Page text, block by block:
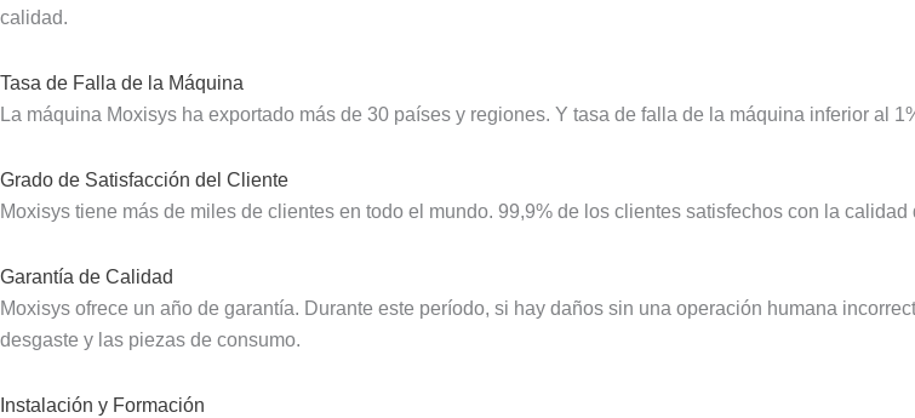
calidad.
Tasa de Falla de la Máquina
La máquina Moxisys ha exportado más de 30 países y regiones. Y tasa de falla de la máquina inferior al
Grado de Satisfacción del Cliente
Moxisys tiene más de miles de clientes en todo el mundo. 99,9% de los clientes satisfechos con la
Garantía de Calidad
Moxisys ofrece un año de garantía. Durante este período, si hay daños sin una operación humana
desgaste y las piezas de consumo.
Instalación y Formación